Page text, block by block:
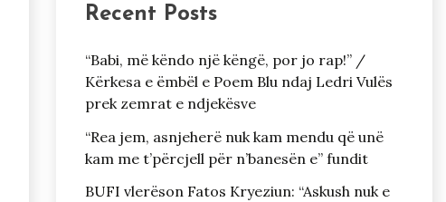
Recent Posts
“Babi, më këndo një këngë, por jo rap!” /
Kërkesa e ëmbël e Poem Blu ndaj Ledri Vulës
prek zemrat e ndjekësve
“Rea jem, asnjeherë nuk kam mendu që unë
kam me t’përcjell për n’banesën e” fundit
BUFI vlerëson Fatos Kryeziun: “Askush nuk e